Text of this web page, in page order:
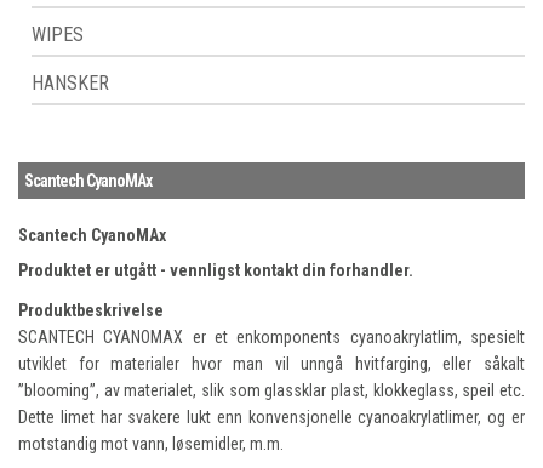
WIPES
HANSKER
Scantech CyanoMAx
Scantech CyanoMAx
Produktet er utgått - vennligst kontakt din forhandler.
Produktbeskrivelse
SCANTECH CYANOMAX er et enkomponents cyanoakrylatlim, spesielt
utviklet for materialer hvor man vil unngå hvitfarging, eller såkalt
”blooming”, av materialet, slik som glassklar plast, klokkeglass, speil etc.
Dette limet har svakere lukt enn konvensjonelle cyanoakrylatlimer, og er
motstandig mot vann, løsemidler, m.m.